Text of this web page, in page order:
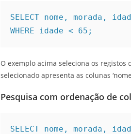
SELECT nome, morada,
WHERE idade < 65;
O exemplo acima seleciona os registos
selecionado apresenta as colunas
Pesquisa com ordenação de
SELECT nome, morada,